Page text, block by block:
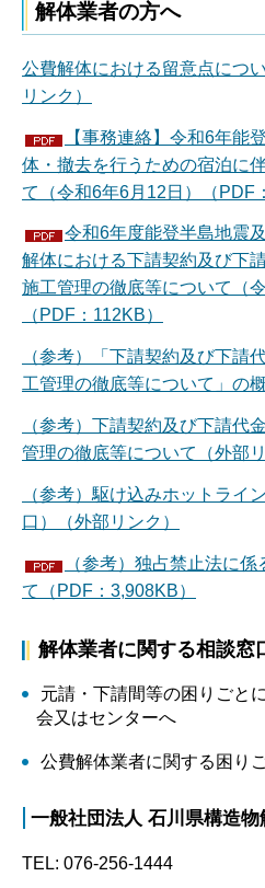
解体業者の方へ
公費解体における留意点につ
リンク）
【事務連絡】令和6年能
体・撤去を行うための宿泊に
て（令和6年6月12日）（PDF
令和6年度能登半島地震
解体における下請契約及び下
施工管理の徹底等について（
（PDF：112KB）
（参考）「下請契約及び下請
工管理の徹底等について」の
（参考）下請契約及び下請代
管理の徹底等について（外部リ
（参考）駆け込みホットライ
口）（外部リンク）
（参考）​​​​​​独占禁止法に
て（PDF：3,908KB）
解体業者に関する相談窓
元請・下請間等の困りごと
会又はセンターへ
公費解体業者に関する困り
一般社団法人 石川県構造物
TEL: 076-256-1444